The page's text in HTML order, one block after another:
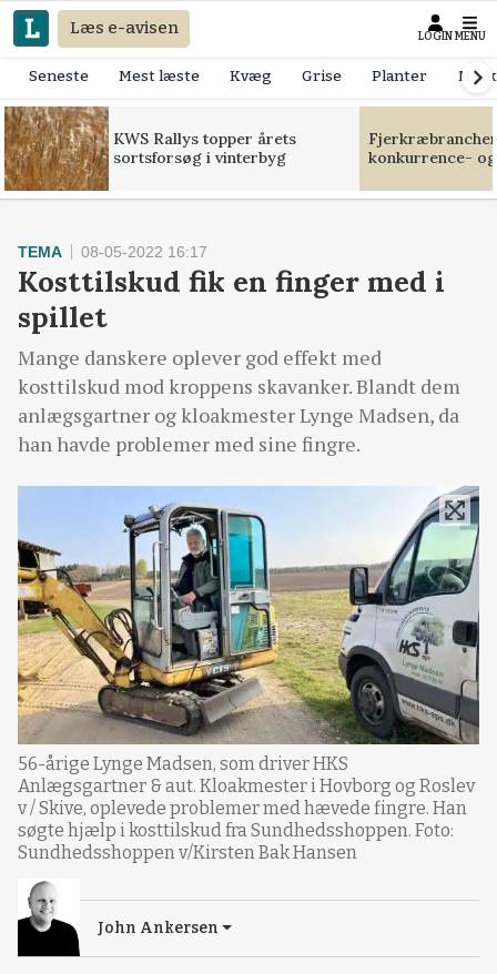
Læs e-avisen LOGIN MENU
Seneste Mest læste Kvæg Grise Planter
KWS Rallys topper årets
sortsforsøg i vinterbyg
konkurrence-
TEMA 08-05-2022 16:17
Kosttilskud fik en finger med i
spillet
Mange danskere oplever god effekt med
kosttilskud mod kroppens skavanker. Blandt dem
anlægsgartner og kloakmester Lynge Madsen, da
han havde problemer med sine fingre.
56-årige Lynge Madsen, som driver HKS
Anlægsgartner & aut. Kloakmester i Hovborg og Roslev
v / Skive, oplevede problemer med hævede fingre. Han
søgte hjælp i kosttilskud fra Sundhedsshoppen. Foto:
Sundhedsshoppen v/Kirsten Bak Hansen
John Ankersen